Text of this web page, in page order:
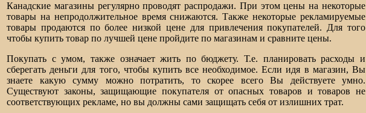
Канадские магазины регулярно проводят распродажи. При этом цены на некоторые
товары на непродолжительное время снижаются. Также некоторые рекламируемые
товары продаются по более низкой цене для привлечения покупателей. Для того
чтобы купить товар по лучшей цене пройдите по магазинам и сравните цены.
Покупать с умом, также означает жить по бюджету. Т.е. планировать расходы и
сберегать деньги для того, чтобы купить все необходимое. Если идя в магазин, Вы
знаете какую сумму можно потратить, то скорее всего Вы действуете умно.
Существуют законы, защищающие покупателя от опасных товаров и товаров не
соответствующих рекламе, но вы должны сами защищать себя от излишних трат.